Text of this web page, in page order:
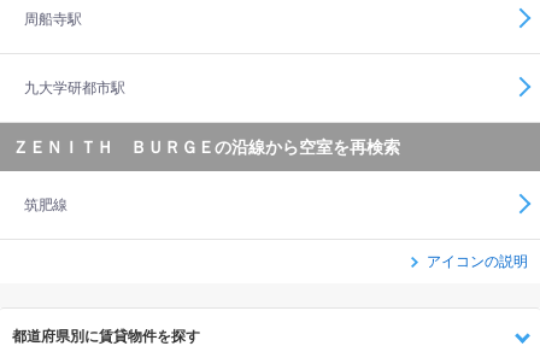
周船寺駅
九大学研都市駅
ＺＥＮＩＴＨ ＢＵＲＧＥの沿線から空室を再検索
筑肥線
アイコンの説明
都道府県別に賃貸物件を探す